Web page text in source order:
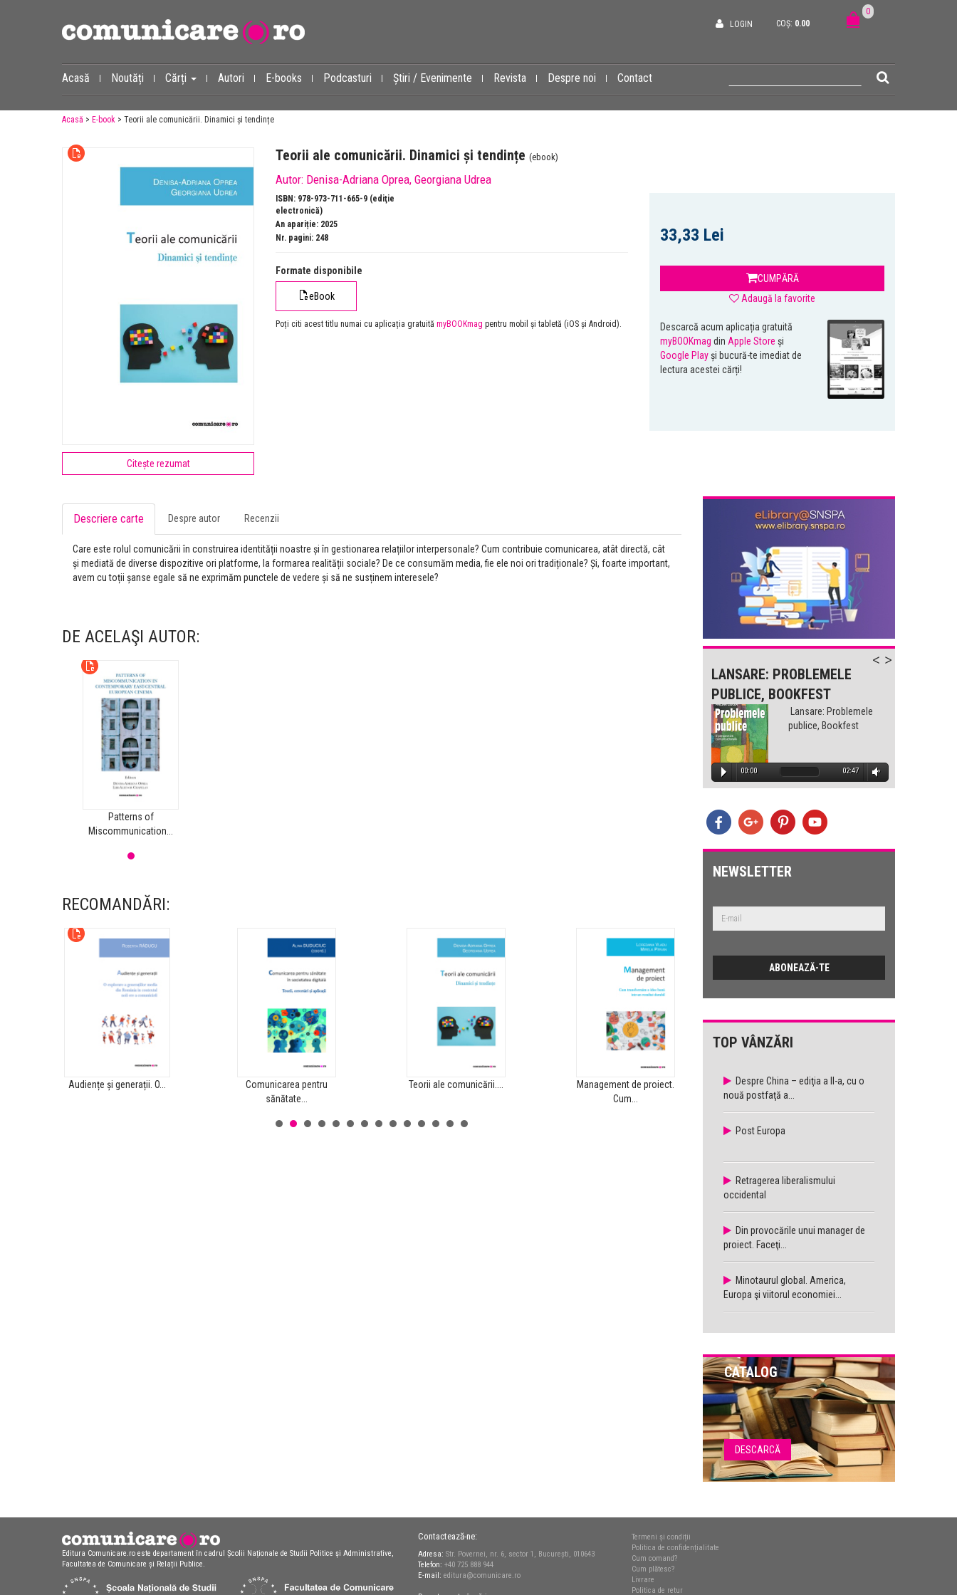
LOGIN COȘ: 0.00
0
Acasă Noutăți Cărți Autori E-books Podcasturi Știri / Evenimente Revista Despre noi Contact
Acasă > E-book > Teorii ale comunicării. Dinamici și tendințe
Citește rezumat
Teorii ale comunicării. Dinamici și tendințe (ebook)
Autor: Denisa-Adriana Oprea, Georgiana Udrea
ISBN: 978-973-711-665-9 (ediţie
electronică)
An apariție: 2025
Nr. pagini: 248
Formate disponibile
eBook
Poți citi acest titlu numai cu aplicația gratuită myBOOKmag pentru mobil și tabletă (iOS și Android).
33,33 Lei
CUMPĂRĂ
Adaugă la favorite
Descarcă acum aplicația gratuită
myBOOKmag din Apple Store și
Google Playși bucură-te imediat de
lectura acestei cărți!
Descriere carte Despre autor Recenzii
Care este rolul comunicării în construirea identității noastre și în gestionarea relațiilor interpersonale? Cum contribuie comunicarea, atât directă, cât
și mediată de diverse dispozitive ori platforme, la formarea realității sociale? De ce consumăm media, fie ele noi ori tradiționale? Și, foarte important,
avem cu toții șanse egale să ne exprimăm punctele de vedere și să ne susținem interesele?
DE ACELAŞI AUTOR:
Patterns of
Miscommunication...
RECOMANDĂRI:
Audiențe și generații. O...
Comunicarea pentru
sănătate...
Teorii ale comunicării....
Management de proiect.
Cum...
Patterns of
Miscommunication...
LANSARE: PROBLEMELE
PUBLICE, BOOKFEST
Lansare: Problemele
publice, Bookfest
00:00 02:47
NEWSLETTER
TOP VÂNZĂRI
Despre China – ediţia a II-a, cu o
nouă postfaţă a...
Post Europa
Retragerea liberalismului
occidental
Din provocările unui manager de
proiect. Faceţi...
Minotaurul global. America,
Europa şi viitorul economiei...
CATALOG
DESCARCĂ
Editura Comunicare.ro este departament în cadrul Școlii Naționale de Studii Politice și Administrative,
Facultatea de Comunicare și Relații Publice.
Contactează-ne:
Adresa: Str. Povernei, nr. 6, sector 1, București, 010643
Telefon: +40 725 888 944
E-mail: editura@comunicare.ro
Termeni și condiții
Politica de confidențialitate
Cum comand?
Cum plătesc?
Livrare
Politica de retur